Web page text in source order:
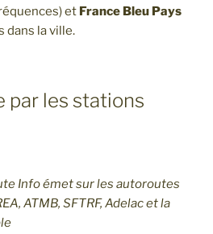
et France Bleu Pays
dans la ville.
par les stations
Info émet sur les autoroutes
ATMB, SFTRF, Adelac et la